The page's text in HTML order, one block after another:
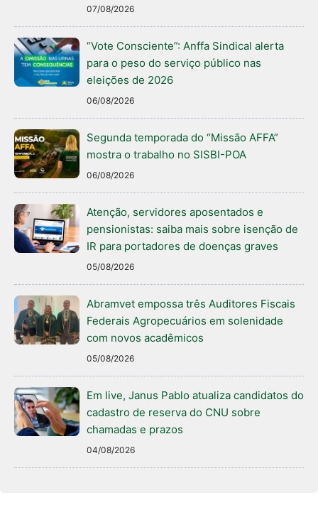
07/08/2026
“Vote Consciente”: Anffa Sindical alerta
para o peso do serviço público nas
eleições de 2026
06/08/2026
Segunda temporada do “Missão AFFA”
mostra o trabalho no SISBI-POA
06/08/2026
Atenção, servidores aposentados e
pensionistas: saiba mais sobre isenção de
IR para portadores de doenças graves
05/08/2026
Abramvet empossa três Auditores Fiscais
Federais Agropecuários em solenidade
com novos acadêmicos
05/08/2026
Em live, Janus Pablo atualiza candidatos do
cadastro de reserva do CNU sobre
chamadas e prazos
04/08/2026